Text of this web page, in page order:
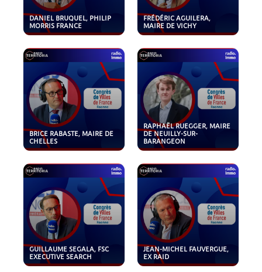
DANIEL BRUQUEL, PHILIP
MORRIS FRANCE
FRÉDÉRIC AGUILERA,
MAIRE DE VICHY
BRICE RABASTE, MAIRE DE
CHELLES
RAPHAËL RUEGGER, MAIRE
DE NEUILLY-SUR-
BARANGEON
GUILLAUME SEGALA, FSC
EXECUTIVE SEARCH
JEAN-MICHEL FAUVERGUE,
EX RAID